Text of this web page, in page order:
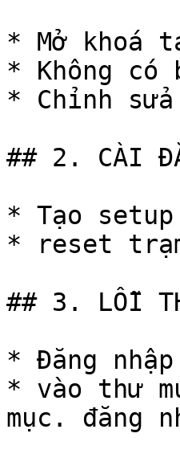
* Mở khoá
* Không
* Chỉnh
## 2. CÀI
* Tạo
* reset
## 3. LỖI
* Đăng
* vào thư
mục. đăng